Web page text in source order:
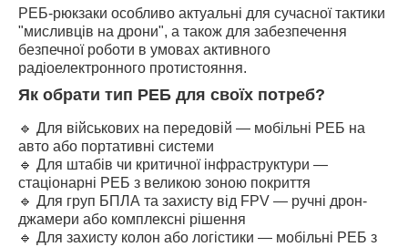
РЕБ-рюкзаки особливо актуальні для сучасної тактики
"мисливців на дрони", а також для забезпечення
безпечної роботи в умовах активного
радіоелектронного протистояння.
Як обрати тип РЕБ для своїх потреб?
🔹 Для військових на передовій — мобільні РЕБ на
авто або портативні системи
🔹 Для штабів чи критичної інфраструктури —
стаціонарні РЕБ з великою зоною покриття
🔹 Для груп БПЛА та захисту від FPV — ручні дрон-
джамери або комплексні рішення
🔹 Для захисту колон або логістики — мобільні РЕБ з